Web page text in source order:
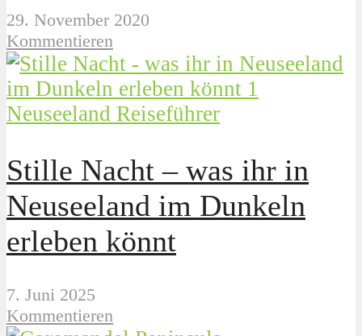
29. November 2020
Kommentieren
Neuseeland Reiseführer
Stille Nacht – was ihr in
Neuseeland im Dunkeln
erleben könnt
7. Juni 2025
Kommentieren